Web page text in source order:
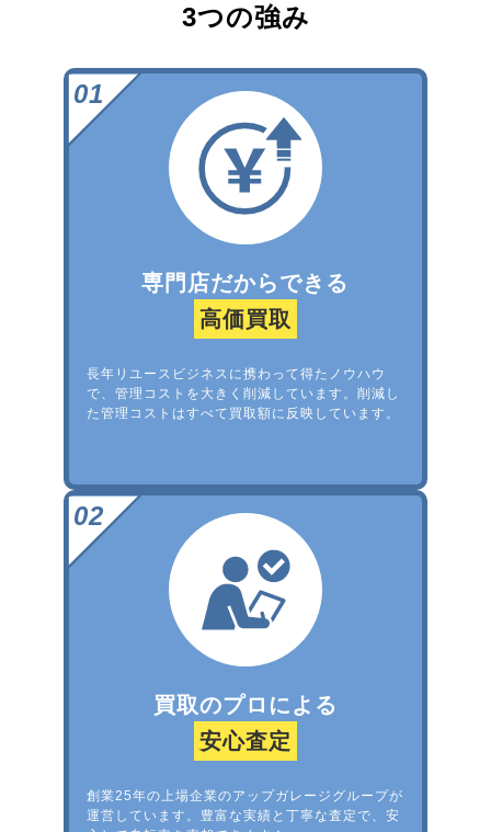
3つの強み
専門店だからできる
高価買取
長年リユースビジネスに携わって得たノウハウ
で、管理コストを大きく削減しています。削減し
た管理コストはすべて買取額に反映しています。
買取のプロによる
安心査定
創業25年の上場企業のアップガレージグループが
運営しています。豊富な実績と丁寧な査定で、安